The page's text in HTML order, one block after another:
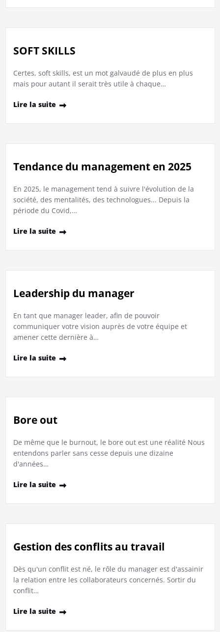
SOFT SKILLS
Certes, soft skills, est un mot galvaudé de plus en plus
mais pour autant il serait très utile à chaque…
Lire la suite
Tendance du management en 2025
En 2025, le management tend à suivre l'évolution de la
société, des mentalités, des technologues... Depuis la
période du Covid,…
Lire la suite
Leadership du manager
En tant que manager leader, afin de pouvoir
communiquer votre vision auprès de votre équipe et
amener cette dernière à…
Lire la suite
Bore out
De même que le burnout, le bore out est une réalité Nous
entendons parler sans cesse depuis une dizaine
d'années…
Lire la suite
Gestion des conflits au travail
Dès qu'un conflit est né, le rôle du manager est d'assainir
la relation entre les collaborateurs concernés. Sortir du
conflit…
Lire la suite